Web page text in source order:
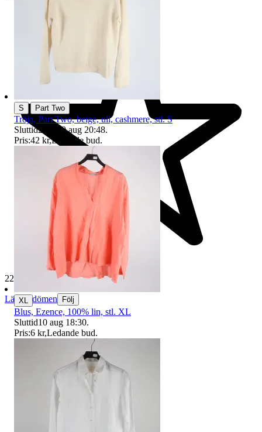
229 647 omdömen
Läs omdömen Följ
S Part Two
Tröja, Part Two, beige, ull, cashmere, stl. S
Sluttid20:48 9 aug 20:48.
Pris:42 kr,Ledande bud.
XL
Blus, Ezence, 100% lin, stl. XL
Sluttid10 aug 18:30.
Pris:6 kr,Ledande bud.